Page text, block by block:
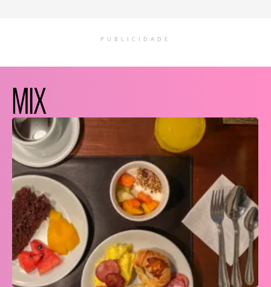
PUBLICIDADE
MIX